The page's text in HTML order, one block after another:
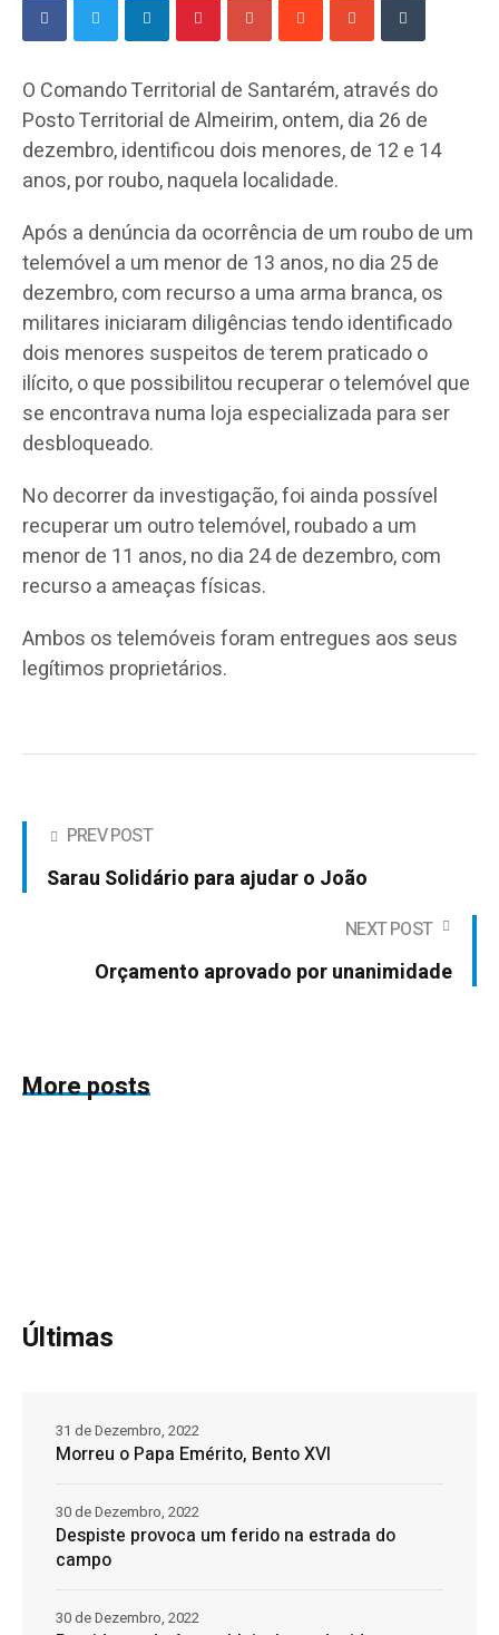
O Comando Territorial de Santarém, através do
Posto Territorial de Almeirim, ontem, dia 26 de
dezembro, identificou dois menores, de 12 e 14
anos, por roubo, naquela localidade.
Após a denúncia da ocorrência de um roubo de um
telemóvel a um menor de 13 anos, no dia 25 de
dezembro, com recurso a uma arma branca, os
militares iniciaram diligências tendo identificado
dois menores suspeitos de terem praticado o
ilícito, o que possibilitou recuperar o telemóvel que
se encontrava numa loja especializada para ser
desbloqueado.
No decorrer da investigação, foi ainda possível
recuperar um outro telemóvel, roubado a um
menor de 11 anos, no dia 24 de dezembro, com
recurso a ameaças físicas.
Ambos os telemóveis foram entregues aos seus
legítimos proprietários.
PREV POST
Sarau Solidário para ajudar o João
NEXT POST
Orçamento aprovado por unanimidade
More posts
Últimas
Morreu o Papa Emérito, Bento XVI
31 de Dezembro, 2022
Despiste provoca um ferido na estrada do
campo
30 de Dezembro, 2022
30 de Dezembro, 2022